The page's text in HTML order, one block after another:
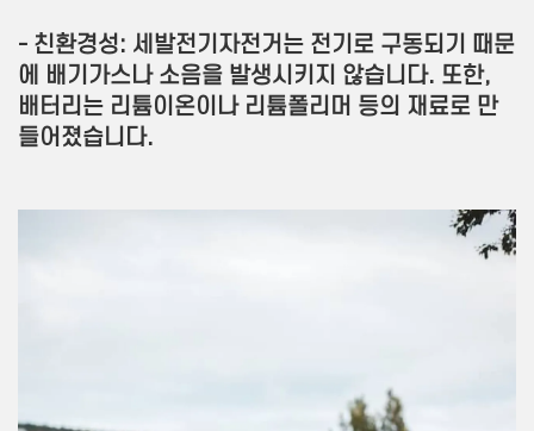
- 친환경성: 세발전기자전거는 전기로 구동되기 때문
에 배기가스나 소음을 발생시키지 않습니다. 또한,
배터리는 리튬이온이나 리튬폴리머 등의 재료로 만
들어졌습니다.